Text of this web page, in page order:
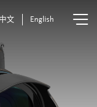
中文 English